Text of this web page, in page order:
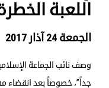
اللعبة
الجمعة 24 آذار 2017
وصف نائب الجماعة
جداً”، خصوصاً بعد انقضاء